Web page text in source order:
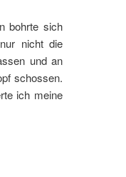
bohrte sich
nicht die
und an
schossen.
ich meine